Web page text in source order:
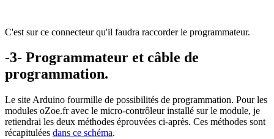
C'est sur ce connecteur qu'il faudra raccorder le programmateur.
-3- Programmateur et câble de
programmation.
Le site Arduino fourmille de possibilités de programmation. Pour les
modules oZoe.fr avec le micro-contrôleur installé sur le module, je
retiendrai les deux méthodes éprouvées ci-après. Ces méthodes sont
récapitulées dans ce schéma.